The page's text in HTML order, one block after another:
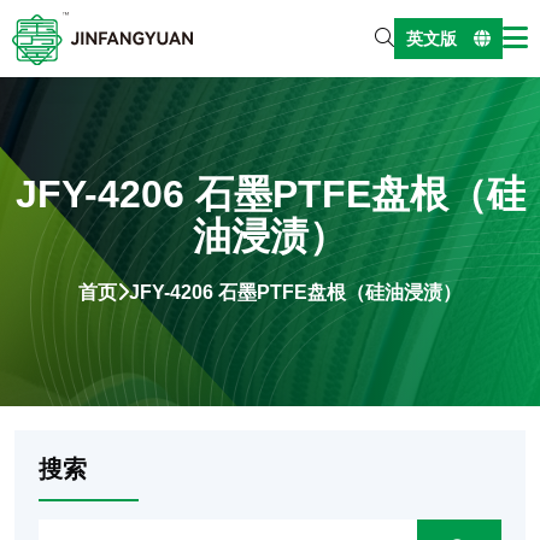
英文版
JFY-4206 石墨PTFE盘根（硅
油浸渍）
首页 JFY-4206 石墨PTFE盘根（硅油浸渍）
搜索